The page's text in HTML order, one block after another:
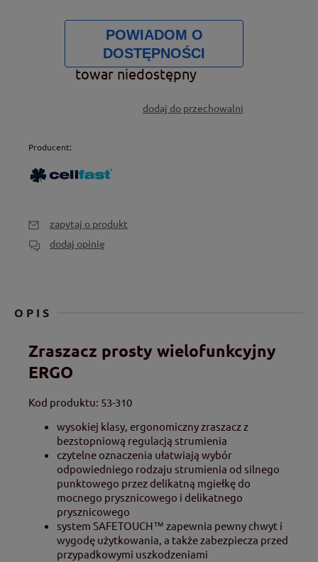
POWIADOM O
DOSTĘPNOŚCI
towar niedostępny
dodaj do przechowalni
Producent:
zapytaj o produkt
dodaj opinię
OPIS
Zraszacz prosty wielofunkcyjny
ERGO
Kod produktu: 53-310
wysokiej klasy, ergonomiczny zraszacz z
bezstopniową regulacją strumienia
czytelne oznaczenia ułatwiają wybór
odpowiedniego rodzaju strumienia od silnego
punktowego przez delikatną mgiełkę do
mocnego prysznicowego i delikatnego
prysznicowego
system SAFETOUCH™ zapewnia pewny chwyt i
wygodę użytkowania, a także zabezpiecza przed
przypadkowymi uszkodzeniami